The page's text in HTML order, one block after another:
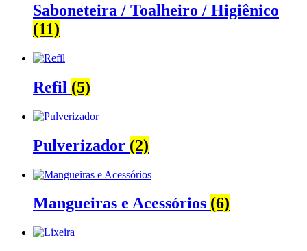
Saboneteira / Toalheiro / Higiênico
(11)
Refil (5)
Pulverizador (2)
Mangueiras e Acessórios (6)